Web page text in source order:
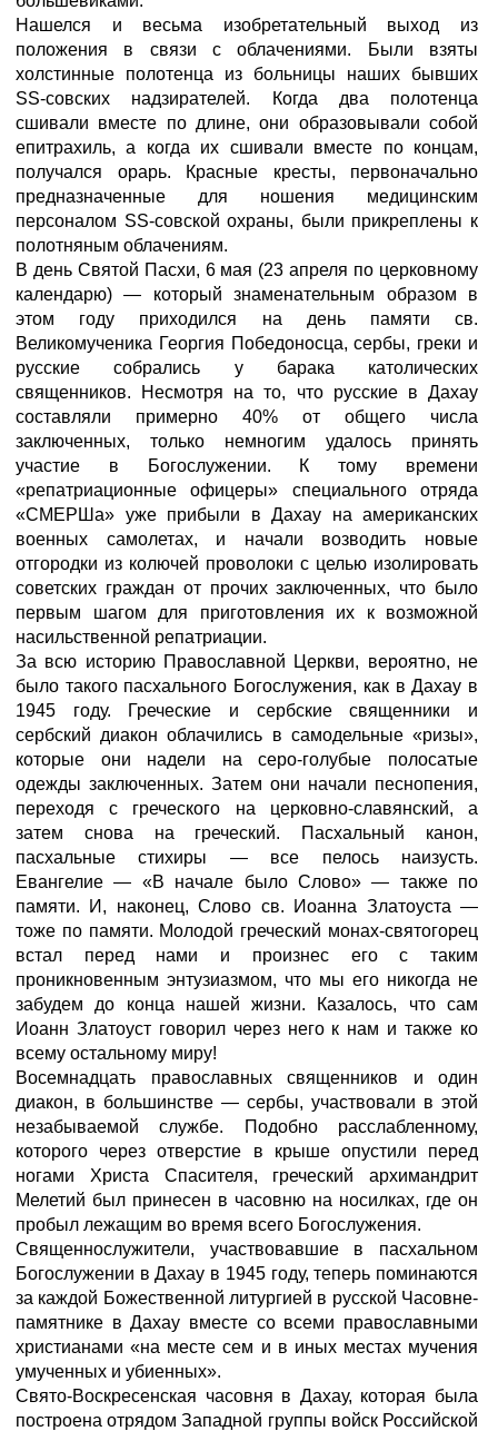
Нашелся и весьма изобретательный выход из
положения в связи с облачениями. Были взяты
холстинные полотенца из больницы наших бывших
SS-совских надзирателей. Когда два полотенца
сшивали вместе по длине, они образовывали собой
епитрахиль, а когда их сшивали вместе по концам,
получался орарь. Красные кресты, первоначально
предназначенные для ношения медицинским
персоналом SS-совской охраны, были прикреплены к
полотняным облачениям.
В день Святой Пасхи, 6 мая (23 апреля по церковному
календарю) — который знаменательным образом в
этом году приходился на день памяти св.
Великомученика Георгия Победоносца, сербы, греки и
русские собрались у барака католических
священников. Несмотря на то, что русские в Дахау
составляли примерно 40% от общего числа
заключенных, только немногим удалось принять
участие в Богослужении. К тому времени
«репатриационные офицеры» специального отряда
«СМЕРШа» уже прибыли в Дахау на американских
военных самолетах, и начали возводить новые
отгородки из колючей проволоки с целью изолировать
советских граждан от прочих заключенных, что было
первым шагом для приготовления их к возможной
насильственной репатриации.
За всю историю Православной Церкви, вероятно, не
было такого пасхального Богослужения, как в Дахау в
1945 году. Греческие и сербские священники и
сербский диакон облачились в самодельные «ризы»,
которые они надели на серо-голубые полосатые
одежды заключенных. Затем они начали песнопения,
переходя с греческого на церковно-славянский, а
затем снова на греческий. Пасхальный канон,
пасхальные стихиры — все пелось наизусть.
Евангелие — «В начале было Слово» — также по
памяти. И, наконец, Слово св. Иоанна Златоуста —
тоже по памяти. Молодой греческий монах-святогорец
встал перед нами и произнес его с таким
проникновенным энтузиазмом, что мы его никогда не
забудем до конца нашей жизни. Казалось, что сам
Иоанн Златоуст говорил через него к нам и также ко
всему остальному миру!
Восемнадцать православных священников и один
диакон, в большинстве — сербы, участвовали в этой
незабываемой службе. Подобно расслабленному,
которого через отверстие в крыше опустили перед
ногами Христа Спасителя, греческий архимандрит
Мелетий был принесен в часовню на носилках, где он
пробыл лежащим во время всего Богослужения.
Священнослужители, участвовавшие в пасхальном
Богослужении в Дахау в 1945 году, теперь поминаются
за каждой Божественной литургией в русской Часовне-
памятнике в Дахау вместе со всеми православными
христианами «на месте сем и в иных местах мучения
умученных и убиенных».
Свято-Воскресенская часовня в Дахау, которая была
построена отрядом Западной группы войск Российской